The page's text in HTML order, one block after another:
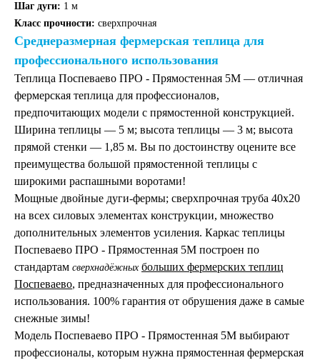
Шаг дуги: 1 м
Класс прочности: сверхпрочная
Среднеразмерная фермерская теплица для
профессионального использования
Теплица Поспеваево ПРО - Прямостенная 5М — отличная
фермерская теплица для профессионалов,
предпочитающих модели с прямостенной конструкцией.
Ширина теплицы — 5 м; высота теплицы — 3 м; высота
прямой стенки — 1,85 м. Вы по достоинству оцените все
преимущества большой прямостенной теплицы с
широкими распашными воротами!
Мощные двойные дуги-фермы; сверхпрочная труба 40х20
на всех силовых элементах конструкции, множество
дополнительных элементов усиления. Каркас теплицы
Поспеваево ПРО - Прямостенная 5М построен по
стандартам сверхнадёжных больших фермерских теплиц
Поспеваево, предназначенных для профессионального
использования. 100% гарантия от обрушения даже в самые
снежные зимы!
Модель Поспеваево ПРО - Прямостенная 5М выбирают
профессионалы, которым нужна прямостенная фермерская